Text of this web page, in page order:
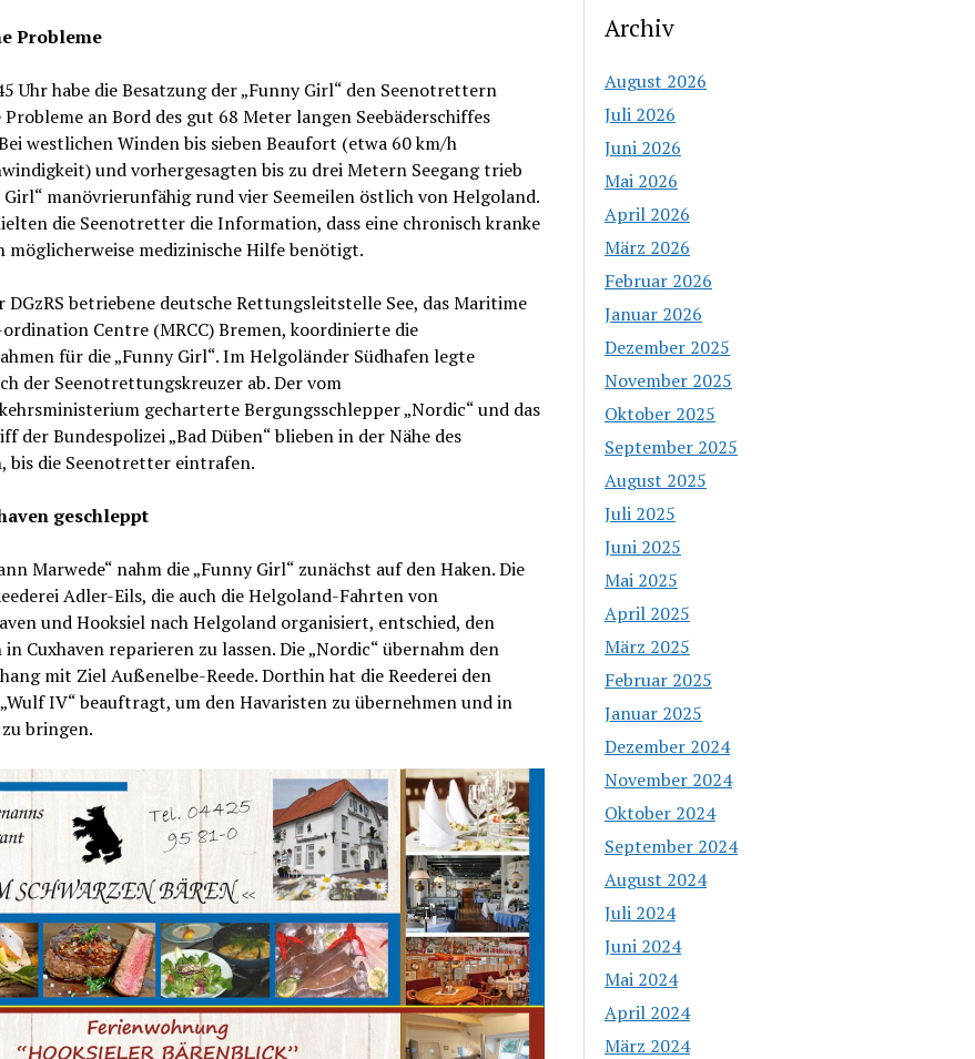
Probleme
Uhr habe die Besatzung der „Funny Girl“ den Seenotrettern
an Bord des gut 68 Meter langen Seebäderschiffes
westlichen Winden bis sieben Beaufort (etwa 60 km/h
und vorhergesagten bis zu drei Metern Seegang trieb
Girl“ manövrierunfähig rund vier Seemeilen östlich von Helgoland.
die Seenotretter die Information, dass eine chronisch kranke
möglicherweise medizinische Hilfe benötigt.
DGzRS betriebene deutsche Rettungsleitstelle See, das Maritime
ordination Centre (MRCC) Bremen, koordinierte die
für die „Funny Girl“. Im Helgoländer Südhafen legte
der Seenotrettungskreuzer ab. Der vom
gecharterte Bergungsschlepper „Nordic“ und das
der Bundespolizei „Bad Düben“ blieben in der Nähe des
bis die Seenotretter eintrafen.
geschleppt
Marwede“ nahm die „Funny Girl“ zunächst auf den Haken. Die
Adler-Eils, die auch die Helgoland-Fahrten von
und Hooksiel nach Helgoland organisiert, entschied, den
Cuxhaven reparieren zu lassen. Die „Nordic“ übernahm den
mit Ziel Außenelbe-Reede. Dorthin hat die Reederei den
IV“ beauftragt, um den Havaristen zu übernehmen und in
bringen.
Archiv
August 2026
Juli 2026
Juni 2026
Mai 2026
April 2026
März 2026
Februar 2026
Januar 2026
Dezember 2025
November 2025
Oktober 2025
September 2025
August 2025
Juli 2025
Juni 2025
Mai 2025
April 2025
März 2025
Februar 2025
Januar 2025
Dezember 2024
November 2024
Oktober 2024
September 2024
August 2024
Juli 2024
Juni 2024
Mai 2024
April 2024
März 2024